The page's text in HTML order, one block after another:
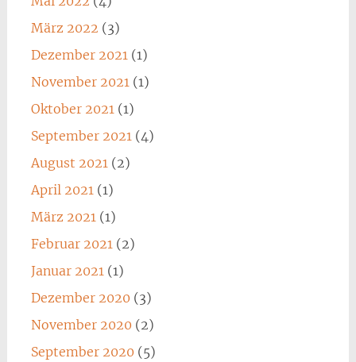
März 2022 (3)
Dezember 2021 (1)
November 2021 (1)
Oktober 2021 (1)
September 2021 (4)
August 2021 (2)
April 2021 (1)
März 2021 (1)
Februar 2021 (2)
Januar 2021 (1)
Dezember 2020 (3)
November 2020 (2)
September 2020 (5)